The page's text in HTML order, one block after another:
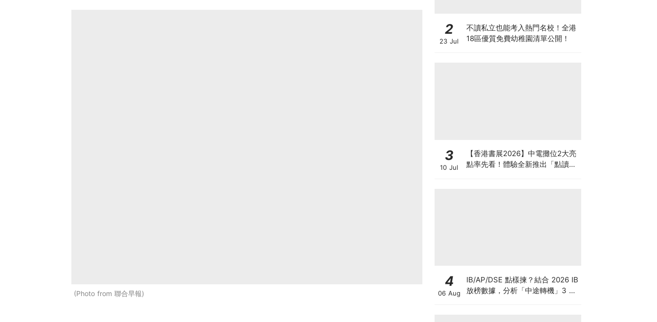
Photo from 聯合早報
2
23 Jul
不讀私立也能考入熱門名校！全港
18區優質免費幼稚園清單公開！
3
10 Jul
【香港書展2026】中電攤位2大亮
點率先看！體驗全新推出「點讀故
4
06 Aug
IB/AP/DSE 點樣揀？結合 2026 IB
放榜數據，分析「中途轉機」3 大